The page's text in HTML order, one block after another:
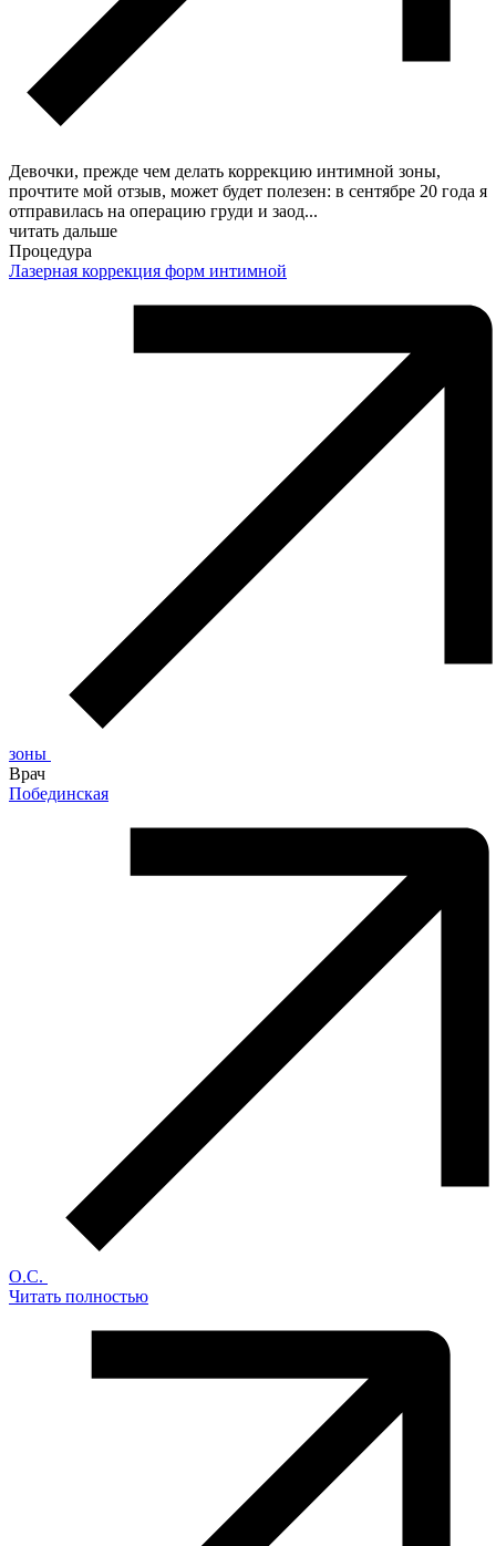
Девочки, прежде чем делать коррекцию интимной зоны,
прочтите мой отзыв, может будет полезен: в сентябре 20 года я
отправилась на операцию груди и заод...
читать дальше
Процедура
Лазерная коррекция форм интимной
зоны
Врач
Побединская
О.С.
Читать полностью